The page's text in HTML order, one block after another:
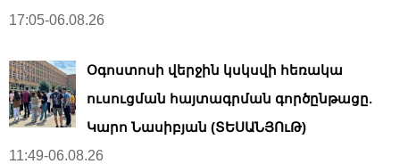
17:05-06.08.26
Օգոստոսի վերջին կսկսվի հեռակա
ուսուցման հայտագրման գործընթացը.
Կարո Նասիբյան (ՏԵՍԱՆՅՈւԹ)
11:49-06.08.26